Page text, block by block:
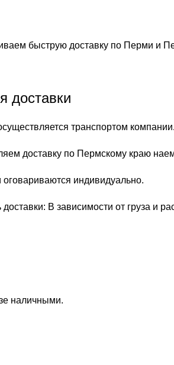
быструю доставку по Перми и
доставки
транспортом компании.
доставку по Пермскому краю
оговариваются индивидуально.
В зависимости от груза и
наличными.